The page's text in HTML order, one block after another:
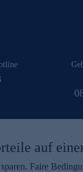
auf
Faire